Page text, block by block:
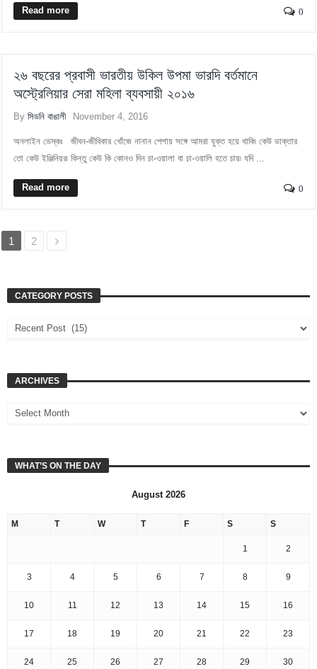
Read more 0
২৬ বছরের প্রবাসী ভারতীয় উকিল উপমা ভারদি বর্তমানে
অস্ট্রেলিয়ার সেরা মহিলা ব্যবসায়ী ২০১৬
Byসিডনি বাঙালী November 4, 2016
অনলাইন ডেস্কঃ জীবন-জীবিকার খোঁজে নানান পেশায় সঙ্গে আমরা যুক্ত হয়ে থাকি৷ কেউ ডাক্তার
তো কেউ ইঞ্জিনিয়র৷ কিন্তু কেউ কি কোনও দিন চা-ওয়ালা বা চা-ওয়ালি হতে চায়৷ যদি ...
Read more 0
1 2
CATEGORY POSTS
ARCHIVES
WHAT’S ON THE DAY
August 2026
M T W T F S S
1 2
3 4 5 6 7 8 9
10 11 12 13 14 15 16
17 18 19 20 21 22 23
24 25 26 27 28 29 30